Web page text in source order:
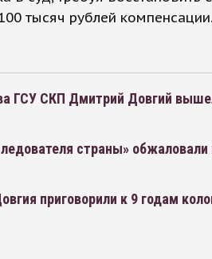
тысяч рублей компенсации.
ГСУ СКП Дмитрий Довгий
страны» обжаловали
приговорили к 9 годам